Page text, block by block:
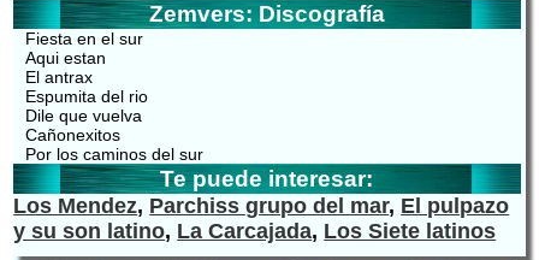
Zemvers: Discografía
Fiesta en el sur
Aqui estan
El antrax
Espumita del rio
Dile que vuelva
Cañonexitos
Por los caminos del sur
Te puede interesar:
Los Mendez, Parchiss grupo del mar, El pulpazo
y su son latino, La Carcajada, Los Siete latinos